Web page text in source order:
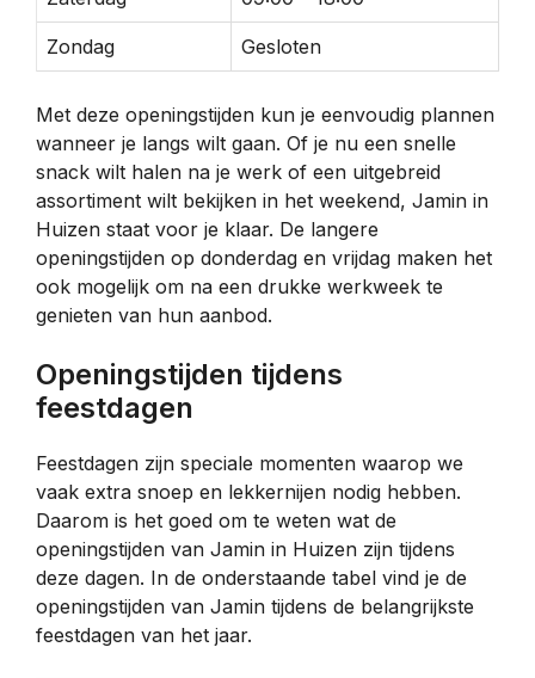
Zondag Gesloten
Met deze openingstijden kun je eenvoudig plannen
wanneer je langs wilt gaan. Of je nu een snelle
snack wilt halen na je werk of een uitgebreid
assortiment wilt bekijken in het weekend, Jamin in
Huizen staat voor je klaar. De langere
openingstijden op donderdag en vrijdag maken het
ook mogelijk om na een drukke werkweek te
genieten van hun aanbod.
Openingstijden tijdens
feestdagen
Feestdagen zijn speciale momenten waarop we
vaak extra snoep en lekkernijen nodig hebben.
Daarom is het goed om te weten wat de
openingstijden van Jamin in Huizen zijn tijdens
deze dagen. In de onderstaande tabel vind je de
openingstijden van Jamin tijdens de belangrijkste
feestdagen van het jaar.